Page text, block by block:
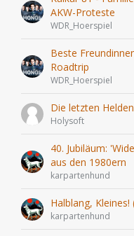
AKW-Proteste
WDR_Hoerspiel
Beste
Roadtrip
WDR_Hoerspiel
Die letzten Helden
Holysoft
40. Jubiläum:
aus den 1980ern
karpartenhund
Halblang,
karpartenhund